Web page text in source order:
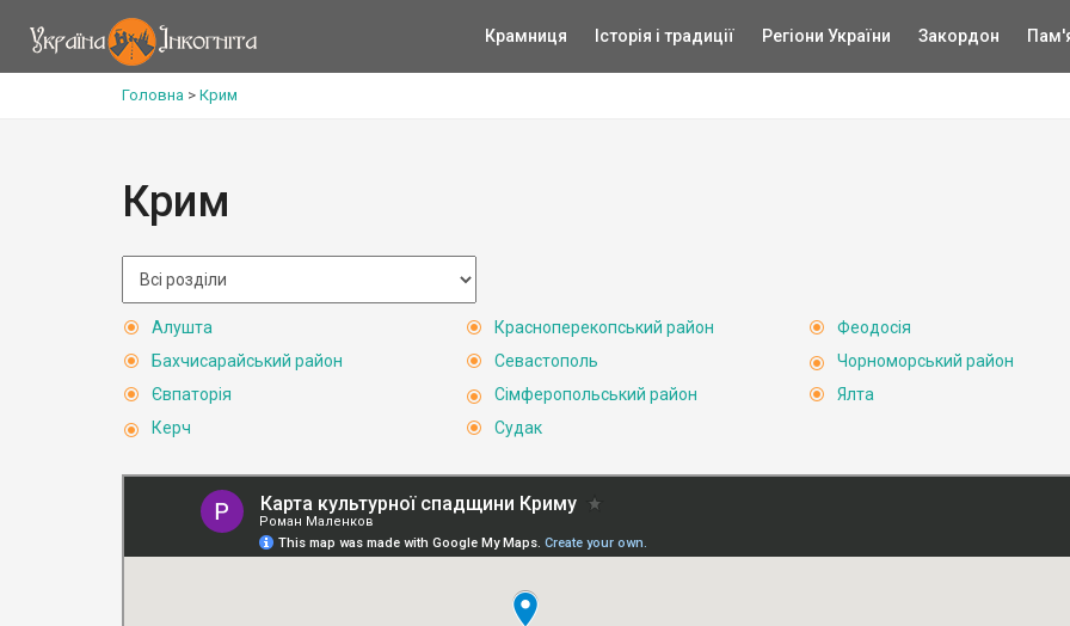
Крамниця Історія і традиції Регіони України Закордон
Головна > Крим
Крим
Алушта
Бахчисарайський район
Євпаторія
Керч
Красноперекопський район
Севастополь
Сімферопольський район
Судак
Феодосія
Чорноморський район
Ялта